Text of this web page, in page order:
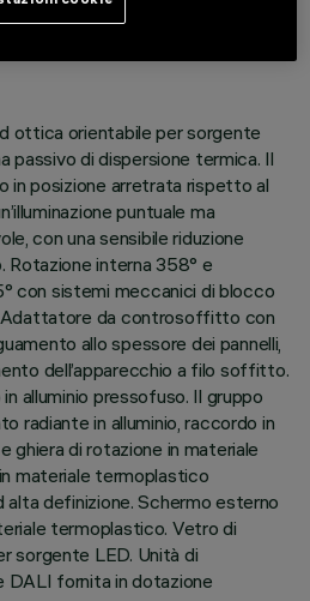
08/2026
ottica orientabile per sorgente
passivo di dispersione termica. Il
in posizione arretrata rispetto al
puntuale ma
con una sensibile riduzione
Rotazione interna 358° e
con sistemi meccanici di blocco
Adattatore da controsoffitto con
allo spessore dei pannelli,
dell’apparecchio a filo soffitto.
alluminio pressofuso. Il gruppo
radiante in alluminio, raccordo in
ghiera di rotazione in materiale
materiale termoplastico
definizione. Schermo esterno
termoplastico. Vetro di
sorgente LED. Unità di
DALI fornita in dotazione